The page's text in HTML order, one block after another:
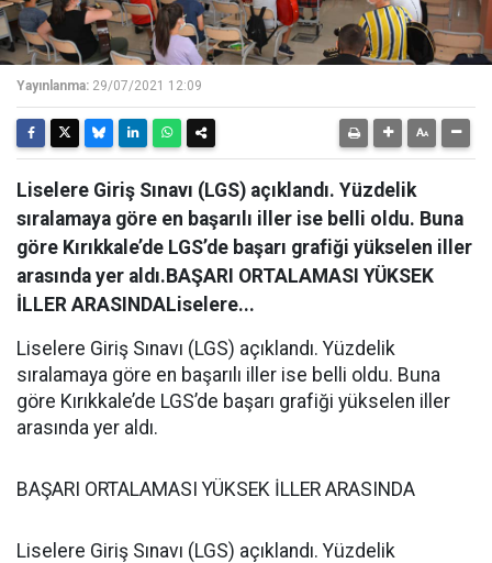
Yayınlanma: 29/07/2021 12:09
Liselere Giriş Sınavı (LGS) açıklandı. Yüzdelik
sıralamaya göre en başarılı iller ise belli oldu. Buna
göre Kırıkkale’de LGS’de başarı grafiği yükselen iller
arasında yer aldı.BAŞARI ORTALAMASI YÜKSEK
İLLER ARASINDALiselere...
Liselere Giriş Sınavı (LGS) açıklandı. Yüzdelik
sıralamaya göre en başarılı iller ise belli oldu. Buna
göre Kırıkkale’de LGS’de başarı grafiği yükselen iller
arasında yer aldı.
BAŞARI ORTALAMASI YÜKSEK İLLER ARASINDA
Liselere Giriş Sınavı (LGS) açıklandı. Yüzdelik